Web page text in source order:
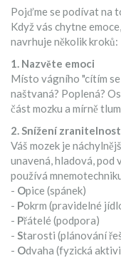
Pojďme se podívat na
Když vás chytne
navrhuje několik kroků:
1. Nazvěte emoci
Místo vágního "cítím
naštvaná? Poplená?
část mozku a mírně
2. Snížení
Váš mozek je
unavená, hladová, pod
používá
- Opice (spánek)
- Pokrm (pravidelné
- Přátelé (podpora)
- Starosti (plánování
- Odvaha (fyzická